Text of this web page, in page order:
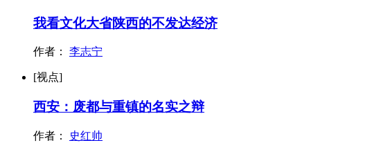
我看文化大省陕西的不发达经济
作者： 李志宁
[视点]
西安：废都与重镇的名实之辩
作者： 史红帅